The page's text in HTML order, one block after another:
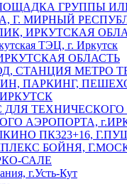
ГРУППЫ
Г. МИРНЫЙ
ИРКУТСКАЯ
ТЭЦ, г. Иркутск
ОБЛАСТЬ
СТАНЦИЯ МЕТРО
ПАРКИНГ,
АЭРОПОРТА,
ПК323+16,
БОЙНЯ,
САЛЕ
г.Усть-Кут